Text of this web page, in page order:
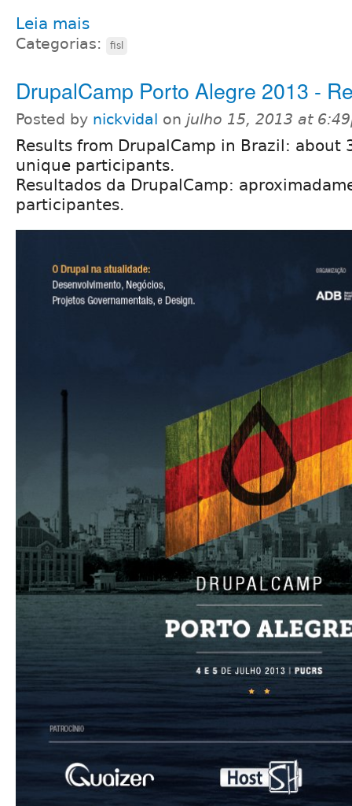
Leia mais
Categorias: fisl
DrupalCamp Porto Alegre 2013 -
Posted by nickvidal on julho 15, 2013 at
Results from DrupalCamp in Brazil: about
unique participants.
Resultados da DrupalCamp:
participantes.